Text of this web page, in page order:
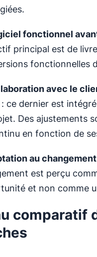
fonctionnel
principal est de
fonctionnelles
avec le
: ce dernier est
Des ajustements
en fonction de
au changement
est perçu
et non comme
comparatif